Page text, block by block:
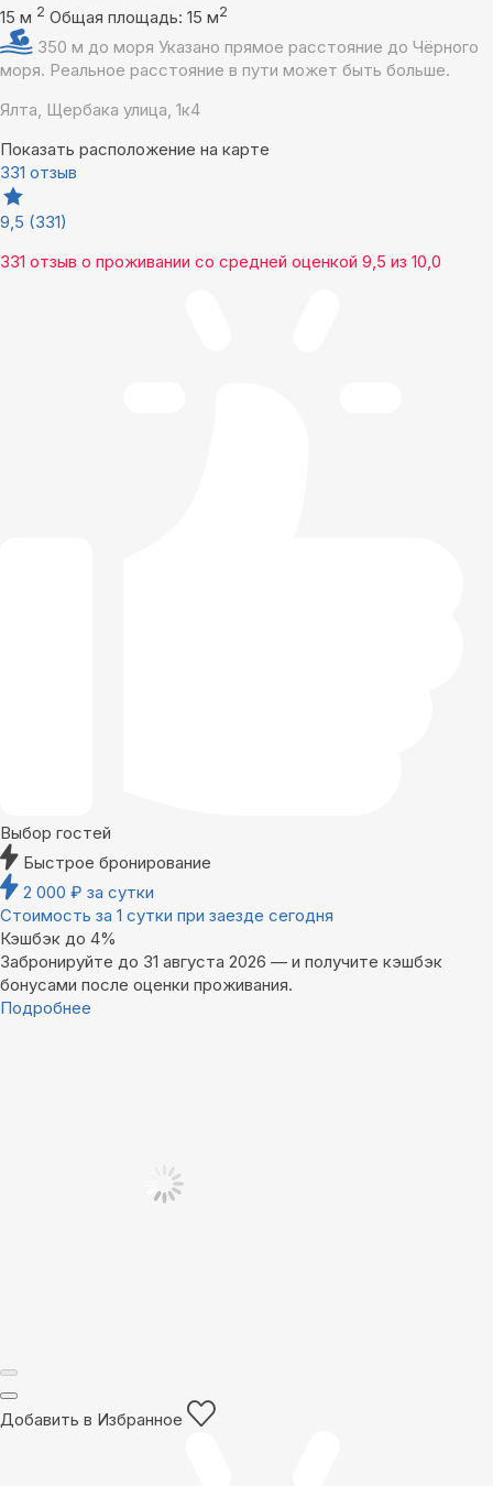
15 м 2 Общая площадь: 15 м2
350 м до моря Указано прямое расстояние до Чёрного
моря. Реальное расстояние в пути может быть больше.
Ялта, Щербака улица, 1к4
Показать расположение на карте
331 отзыв
9,5 (331)
331 отзыв о проживании со средней оценкой 9,5 из 10,0
Выбор гостей
Быстрое бронирование
2 000 ₽ за сутки
Стоимость за 1 сутки при заезде сегодня
Кэшбэк до 4%
Забронируйте до 31 августа 2026 — и получите кэшбэк
бонусами после оценки проживания.
Подробнее
Добавить в Избранное